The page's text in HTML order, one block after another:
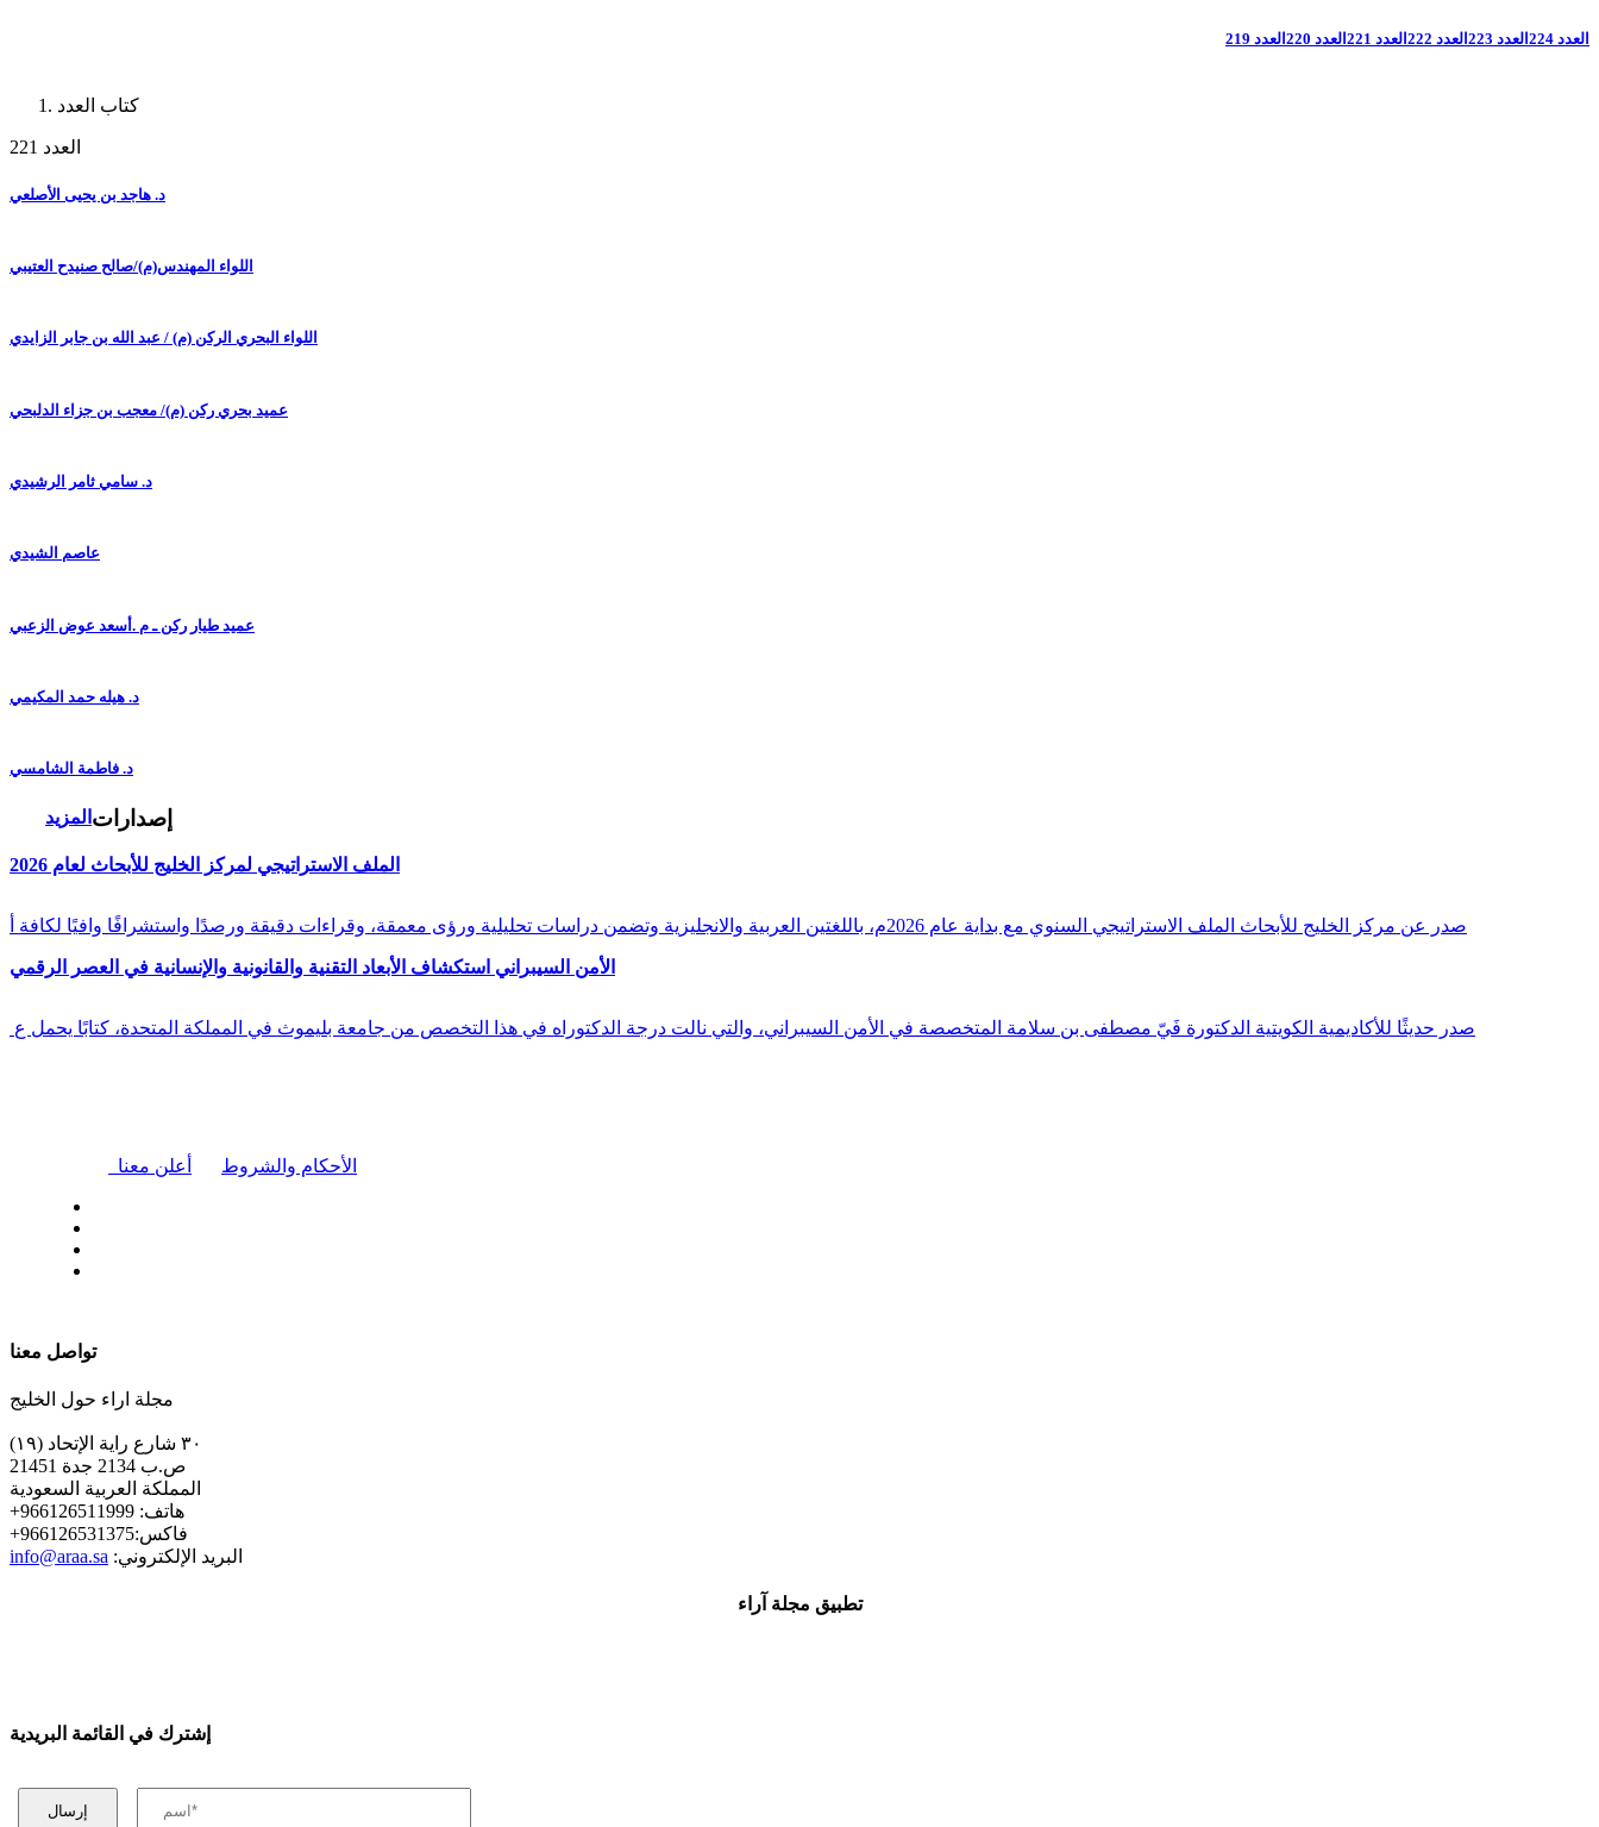
العدد 224 العدد 223 العدد 222 العدد 221 العدد 220 العدد 219
كتاب العدد
العدد 221
د. هاجد بن يحيى الأصلعي
اللواء المهندس(م)/صالح صنيدح العتيبي
اللواء البحري الركن (م) / عبد الله بن جابر الزايدي
عميد بحري ركن (م)/ معجب بن جزاء الدلبحي
د. سامي ثامر الرشيدي
عاصم الشيدي
عميد طيار ركن ـ م .أسعد عوض الزعبي
د. هيله حمد المكيمي
د. فاطمة الشامسي
المزيد إصدارات
الملف الاستراتيجي لمركز الخليج للأبحاث لعام 2026
صدر عن مركز الخليج للأبحاث الملف الاستراتيجي السنوي مع بداية عام 2026م، باللغتين العربية والانجليزية وتضمن دراسات تحليلية ورؤى معمقة، وقراءات دقيقة ورصدًا واستشرافًا وافيًا لكافة أ
الأمن السيبراني استكشاف الأبعاد التقنية والقانونية والإنسانية في العصر الرقمي
صدر حديثًا للأكاديمية الكويتية الدكتورة فَيّ مصطفى بن سلامة المتخصصة في الأمن السيبراني، والتي نالت درجة الدكتوراه في هذا التخصص من جامعة بليموث في المملكة المتحدة، كتابًا يحمل ع
أعلن معنا الأحكام والشروط
تواصل معنا
مجلة اراء حول الخليج
٣٠ شارع راية الإتحاد (١٩)
ص.ب 2134 جدة 21451
المملكة العربية السعودية
+هاتف: 966126511999
+فاكس:966126531375
info@araa.sa :البريد الإلكتروني
تطبيق مجلة آراء
إشترك في القائمة البريدية